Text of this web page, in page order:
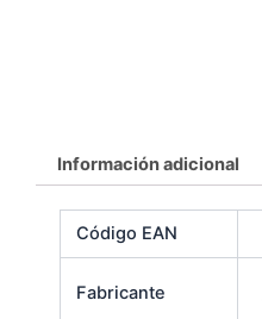
Información adicional
Código EAN
Fabricante